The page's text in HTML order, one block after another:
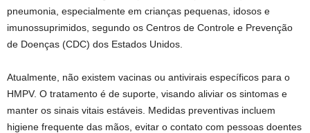
pneumonia, especialmente em crianças pequenas, idosos e
imunossuprimidos, segundo os Centros de Controle e Prevenção
de Doenças (CDC) dos Estados Unidos.
Atualmente, não existem vacinas ou antivirais específicos para o
HMPV. O tratamento é de suporte, visando aliviar os sintomas e
manter os sinais vitais estáveis. Medidas preventivas incluem
higiene frequente das mãos, evitar o contato com pessoas doentes